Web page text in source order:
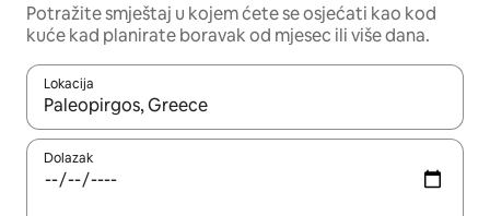
Potražite smještaj u kojem ćete se osjećati kao kod
kuće kad planirate boravak od mjesec ili više dana.
Lokacija
Kada budu dostupni rezultati, moći ćete ih pregledati
Dolazak